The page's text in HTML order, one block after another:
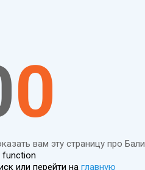
0
вам эту страницу про Бали
function
или перейти на главную